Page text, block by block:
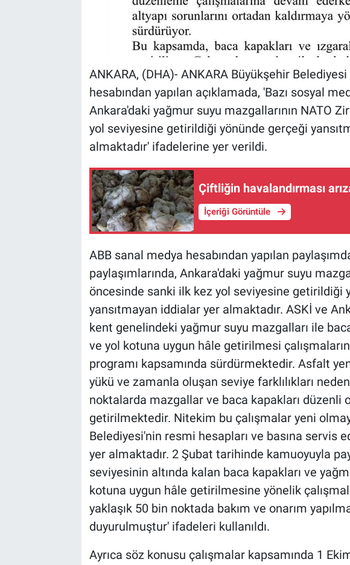
ANKARA, (DHA)- ANKARA Büyükşehir
hesabından yapılan açıklamada, 'Bazı sosyal
Ankara'daki yağmur suyu mazgallarının NATO
yol seviyesine getirildiği yönünde gerçeği
almaktadır' ifadelerine yer verildi.
Çiftliğin havalandırması
İçeriği Görüntüle
ABB sanal medya hesabından yapılan
paylaşımlarında, Ankara'daki yağmur suyu
öncesinde sanki ilk kez yol seviyesine getirildiği
yansıtmayan iddialar yer almaktadır. ASKİ ve
kent genelindeki yağmur suyu mazgalları ile
ve yol kotuna uygun hâle getirilmesi
programı kapsamında sürdürmektedir. Asfalt
yükü ve zamanla oluşan seviye farklılıkları
noktalarda mazgallar ve baca kapakları düzenli
getirilmektedir. Nitekim bu çalışmalar yeni
Belediyesi'nin resmi hesapları ve basına servis
yer almaktadır. 2 Şubat tarihinde kamuoyuyla
seviyesinin altında kalan baca kapakları ve
kotuna uygun hâle getirilmesine yönelik
yaklaşık 50 bin noktada bakım ve onarım
duyurulmuştur' ifadeleri kullanıldı.
Ayrıca söz konusu çalışmalar kapsamında 1